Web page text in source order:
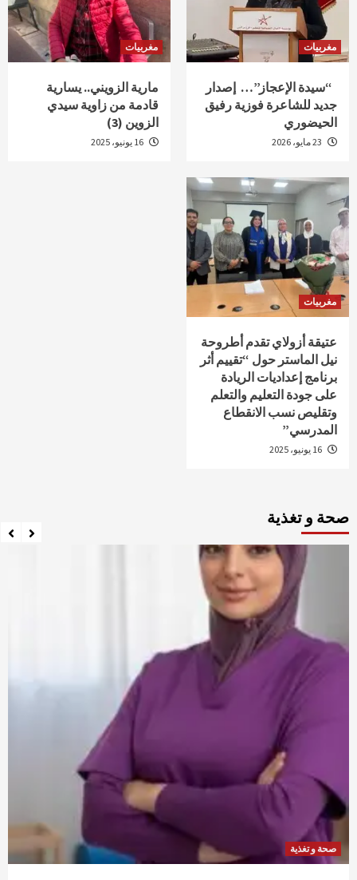
مغربيات
“سيدة الإعجاز”… إصدار
جديد للشاعرة فوزية رفيق
الحيضوري
مغربيات
مارية الزويني.. يسارية
قادمة من زاوية سيدي
الزوين (3)
مغربيات
عتيقة أزولاي تقدم أطروحة
نيل الماستر حول “تقييم أثر
برنامج إعداديات الريادة
على جودة التعليم والتعلم
وتقليص نسب الانقطاع
المدرسي”
صحة و تغذية
صحة و تغذية